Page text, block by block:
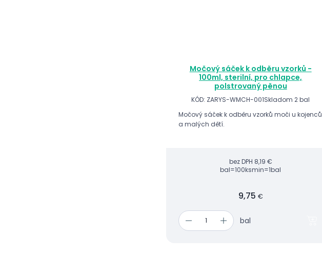
Močový sáček k odběru vzorků -
100ml, sterilní, pro chlapce,
polstrovaný pěnou
KÓD: ZARYS-WMCH-001Skladom 2 bal
Močový sáček k odběru vzorků moči u kojenců
a malých dětí.
bez DPH 8,19 €
bal=100ksmin=1bal
9,75 €
bal